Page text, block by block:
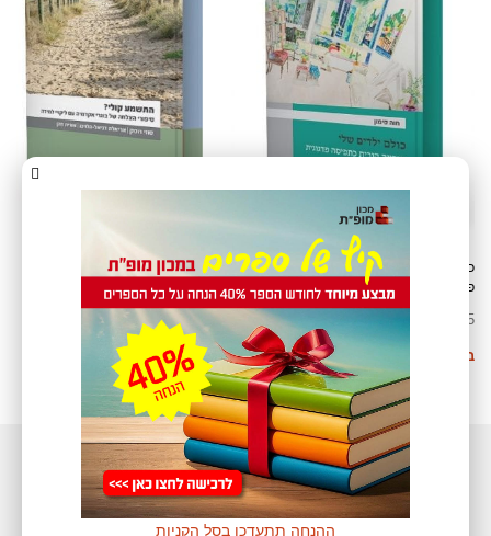
כולם ילדים שלי: תודעה הורית כתפיסה
פדגוגית בהכשרה להוראה
25
בחר אפשרויות
התשמע קולי? סיפורי הצלחה של בוגרי
אקדמיה עם ליקויי למידה
₪25
בחר אפשרויות
ההנחה תתעדכן בסל הקניות